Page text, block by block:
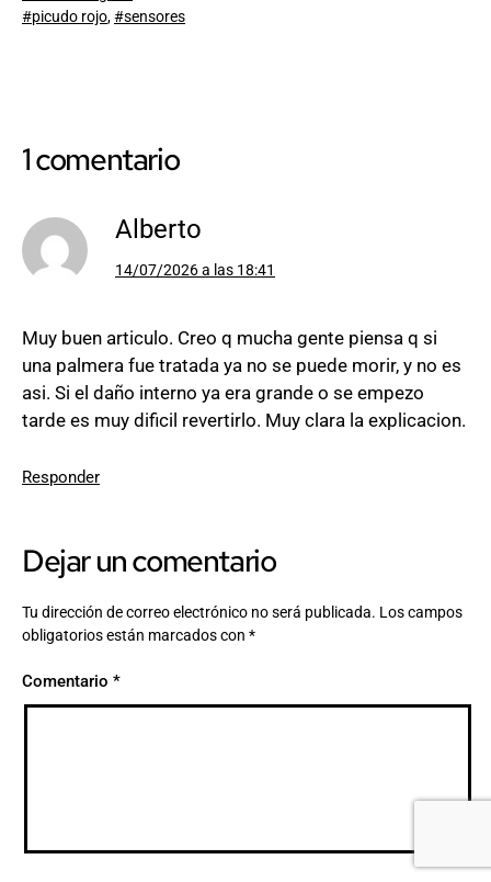
como
Etiquetado
picudo rojo, sensores
1 comentario
Alberto
14/07/2026 a las 18:41
Muy buen articulo. Creo q mucha gente piensa q si
una palmera fue tratada ya no se puede morir, y no es
asi. Si el daño interno ya era grande o se empezo
tarde es muy dificil revertirlo. Muy clara la explicacion.
Responder
Dejar un comentario
Tu dirección de correo electrónico no será publicada. Los campos
obligatorios están marcados con *
Comentario *